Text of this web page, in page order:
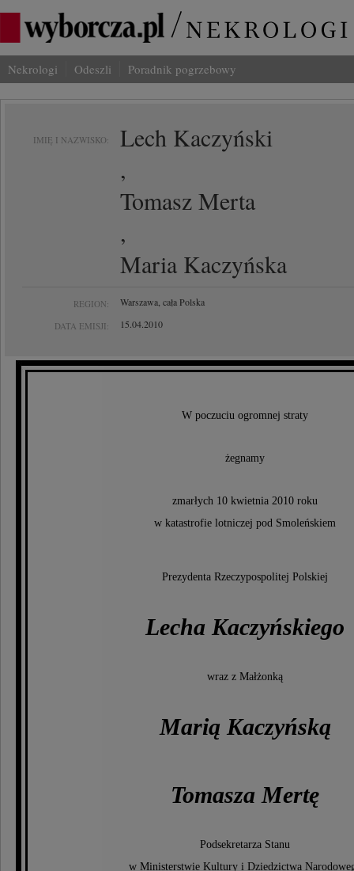
Nekrologi Odeszli Poradnik pogrzebowy
IMIĘ I NAZWISKO:
Lech Kaczyński
,
Tomasz Merta
,
Maria Kaczyńska
REGION: Warszawa, cała Polska
DATA EMISJI: 15.04.2010
W poczuciu ogromnej straty
żegnamy
zmarłych 10 kwietnia 2010 roku
w katastrofie lotniczej pod Smoleńskiem
Prezydenta Rzeczypospolitej Polskiej
Lecha Kaczyńskiego
wraz z Małżonką
Marią Kaczyńską
Tomasza Mertę
Podsekretarza Stanu
w Ministerstwie Kultury i Dziedzictwa